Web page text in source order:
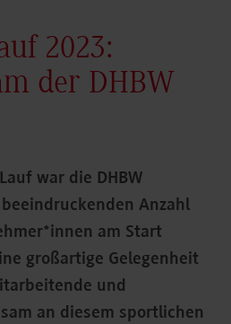
2023:
der DHBW
war die DHBW
Anzahl
am Start
großartige Gelegenheit
und
an diesem sportlichen